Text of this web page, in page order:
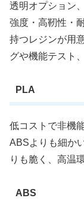
透明オプション
強度・高靭性・
持つレジンが用
グや機能テスト
PLA
低コストで非機
ABSよりも細か
りも脆く、高温
ABS